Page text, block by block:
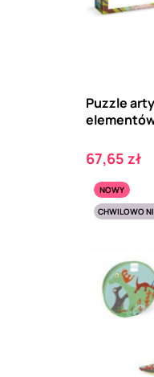
Puzzle
Cena
67,65 zł
NOWY
CHWILOWO